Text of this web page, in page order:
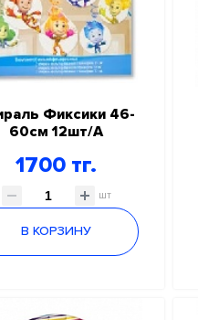
Фиксики 46-
60см 12шт/A
1700 тг.
шт
В КОРЗИНУ